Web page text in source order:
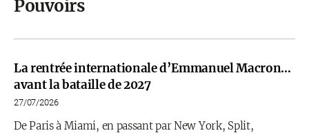
Pouvoirs
La rentrée internationale d’Emmanuel Macron…
avant la bataille de 2027
27/07/2026
De Paris à Miami, en passant par New York, Split,